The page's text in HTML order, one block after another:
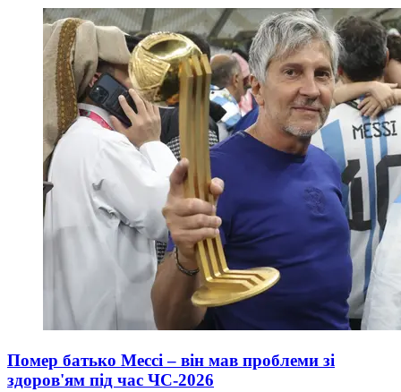
Помер батько Мессі – він мав проблеми зі
здоров'ям під час ЧС-2026